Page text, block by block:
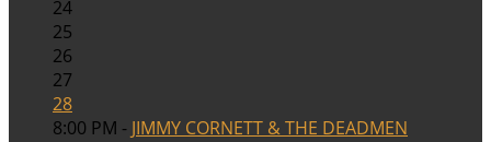
24
25
26
27
28
8:00 PM - JIMMY CORNETT & THE DEADMEN